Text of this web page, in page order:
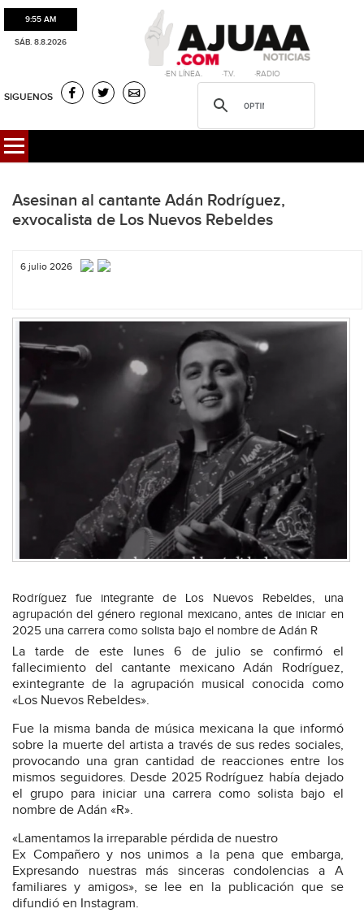
9:55 AM
SÁB. 8.8.2026
·EN LÍNEA. ·T.V. ·RADIO
SIGUENOS
Asesinan al cantante Adán Rodríguez,
exvocalista de Los Nuevos Rebeldes
6 julio 2026
Rodríguez fue integrante de Los Nuevos Rebeldes, una
agrupación del género regional mexicano, antes de iniciar en
2025 una carrera como solista bajo el nombre de Adán R
La tarde de este lunes 6 de julio se confirmó el
fallecimiento del cantante mexicano Adán Rodríguez,
exintegrante de la agrupación musical conocida como
«Los Nuevos Rebeldes».
Fue la misma banda de música mexicana la que informó
sobre la muerte del artista a través de sus redes sociales,
provocando una gran cantidad de reacciones entre los
mismos seguidores. Desde 2025 Rodríguez había dejado
el grupo para iniciar una carrera como solista bajo el
nombre de Adán «R».
«Lamentamos la irreparable pérdida de nuestro
Ex Compañero y nos unimos a la pena que embarga,
Expresando nuestras más sinceras condolencias a A
familiares y amigos», se lee en la publicación que se
difundió en Instagram.